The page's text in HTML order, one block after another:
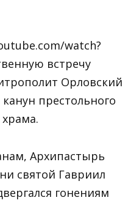
watch?
встречу
Орловский
престольного
Архипастырь
святой Гавриил
гонениям